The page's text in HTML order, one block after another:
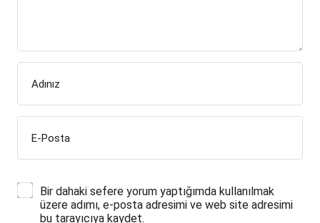
Adınız
E-Posta
Bir dahaki sefere yorum yaptığımda kullanılmak
üzere adımı, e-posta adresimi ve web site adresimi
bu tarayıcıya kaydet.